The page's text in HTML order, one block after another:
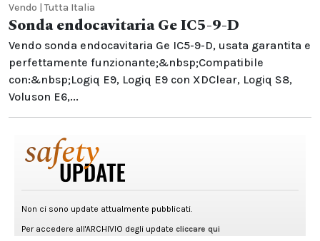
Vendo | Tutta Italia
Sonda endocavitaria Ge IC5-9-D
Vendo sonda endocavitaria Ge IC5-9-D, usata garantita e
perfettamente funzionante;&nbsp;Compatibile
con:&nbsp;Logiq E9, Logiq E9 con XDClear, Logiq S8,
Voluson E6,...